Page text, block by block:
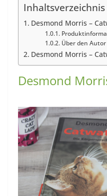
Inhaltsverzeichnis
Desmond Morris –
Über den Autor
Desmond Morris –
Desmond